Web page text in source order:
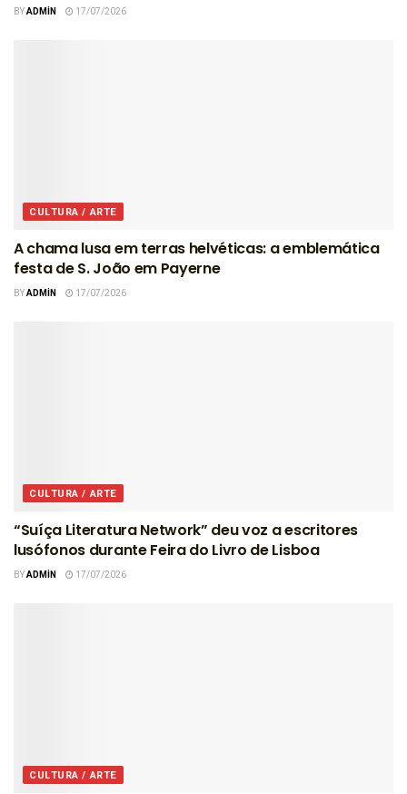
BYADMIN 17/07/2026
CULTURA / ARTE
A chama lusa em terras helvéticas: a emblemática
festa de S. João em Payerne
BYADMIN 17/07/2026
CULTURA / ARTE
“Suíça Literatura Network” deu voz a escritores
lusófonos durante Feira do Livro de Lisboa
BYADMIN 17/07/2026
CULTURA / ARTE